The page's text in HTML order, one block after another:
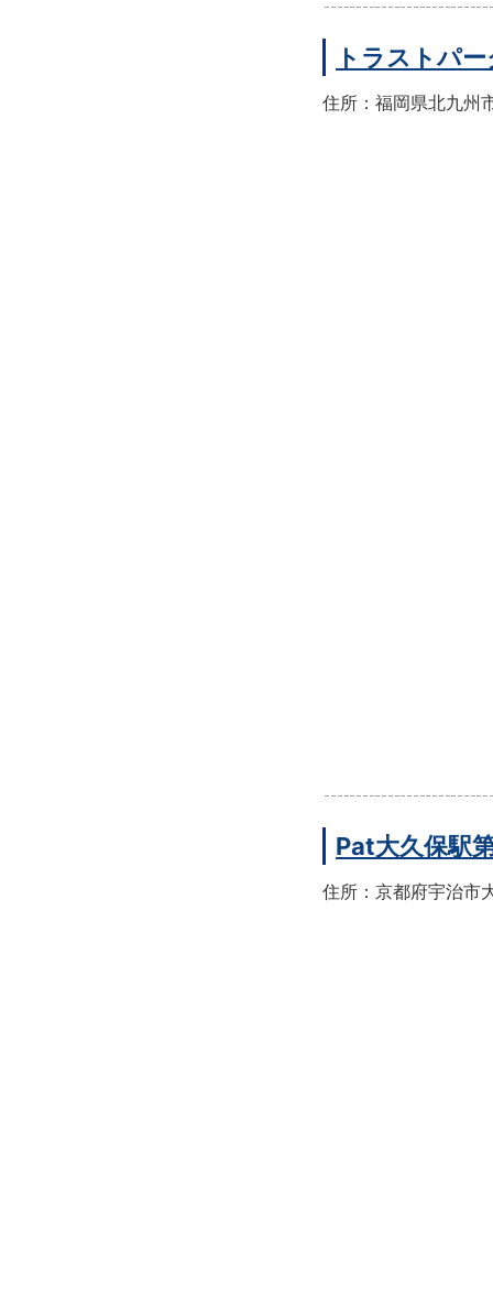
トラストパ
住所：福岡県北九州
Pat大久保駅
住所：京都府宇治市